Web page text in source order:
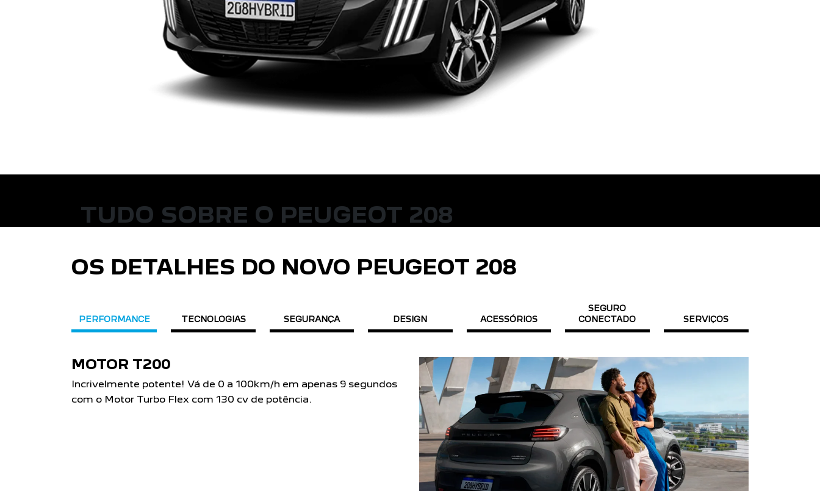
TUDO SOBRE O PEUGEOT 208
OS DETALHES DO NOVO PEUGEOT 208
PERFORMANCE TECNOLOGIAS SEGURANÇA DESIGN ACESSÓRIOS
SEGURO
CONECTADO
SERVIÇOS
MOTOR T200
Incrivelmente potente! Vá de 0 a 100km/h em apenas 9 segundos
com o Motor Turbo Flex com 130 cv de potência.